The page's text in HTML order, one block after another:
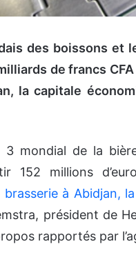
des boissons et
de francs
la capitale
3 mondial de la
152 millions
brasserie à Abidjan,
président de
rapportés par